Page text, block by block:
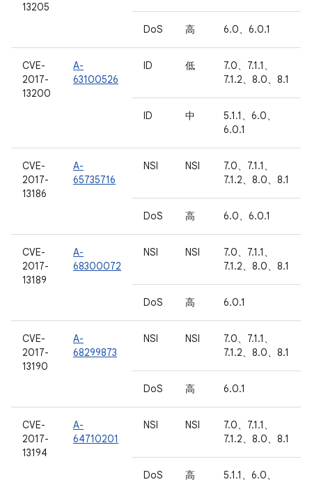
13205
DoS 高 6.0、6.0.1
CVE-
2017-
13200
A-
63100526
ID 低
7.0、7.1.1、
7.1.2、8.0、8.1
ID 中
5.1.1、6.0、
6.0.1
CVE-
2017-
13186
A-
65735716
NSI NSI
7.0、7.1.1、
7.1.2、8.0、8.1
DoS 高 6.0、6.0.1
CVE-
2017-
13189
A-
68300072
NSI NSI
7.0、7.1.1、
7.1.2、8.0、8.1
DoS 高 6.0.1
CVE-
2017-
13190
A-
68299873
NSI NSI
7.0、7.1.1、
7.1.2、8.0、8.1
DoS 高 6.0.1
CVE-
2017-
13194
A-
64710201
NSI NSI
7.0、7.1.1、
7.1.2、8.0、8.1
DoS 高
5.1.1、6.0、